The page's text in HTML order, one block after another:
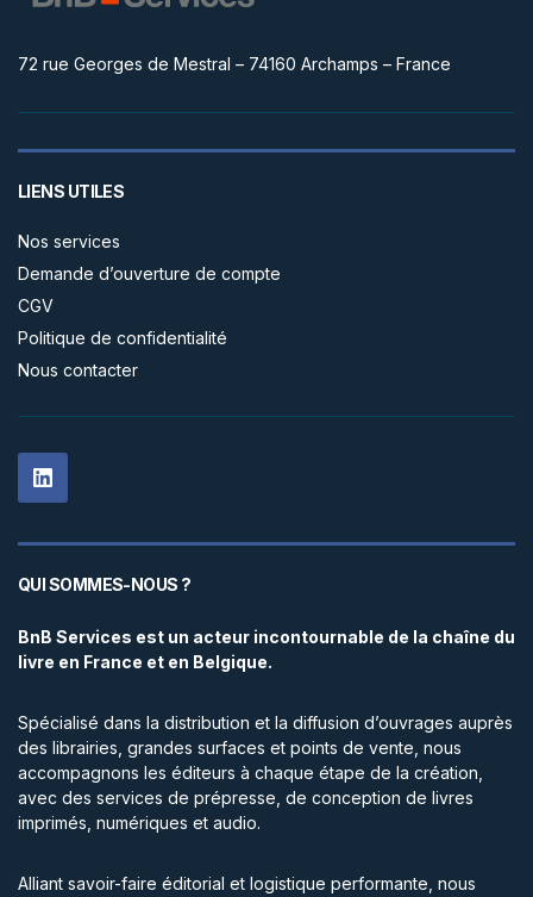
72 rue Georges de Mestral – 74160 Archamps – France
LIENS UTILES
Nos services
Demande d’ouverture de compte
CGV
Politique de confidentialité
Nous contacter
QUI SOMMES-NOUS ?
BnB Services est un acteur incontournable de la chaîne du
livre en France et en Belgique.
Spécialisé dans la distribution et la diffusion d’ouvrages auprès
des librairies, grandes surfaces et points de vente, nous
accompagnons les éditeurs à chaque étape de la création,
avec des services de prépresse, de conception de livres
imprimés, numériques et audio.
Alliant savoir-faire éditorial et logistique performante, nous